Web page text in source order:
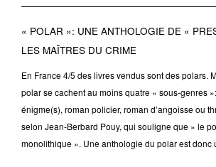
« POLAR »: UNE ANTHOLOGIE DE «
LES MAÎTRES DU CRIME
En France 4/5 des livres vendus sont des polars.
polar se cachent au moins quatre « sous-genres
énigme(s), roman policier, roman d’angoisse ou
selon Jean-Berbard Pouy, qui souligne que » le
monolithique ». Une anthologie du polar est